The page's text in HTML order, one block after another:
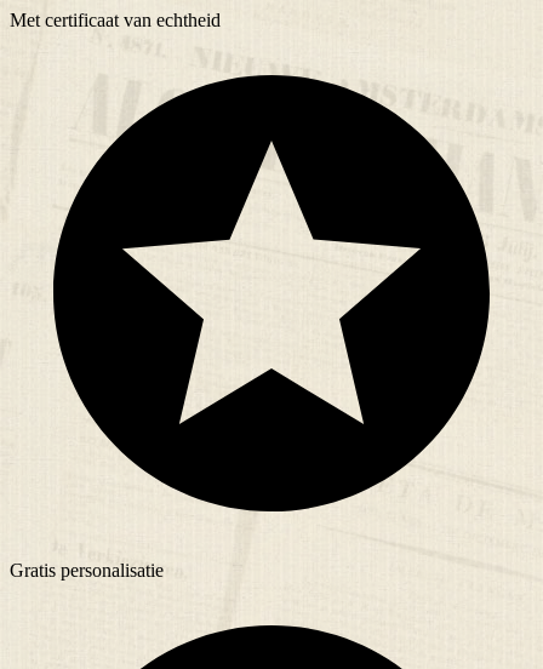
Met certificaat van echtheid
Gratis personalisatie